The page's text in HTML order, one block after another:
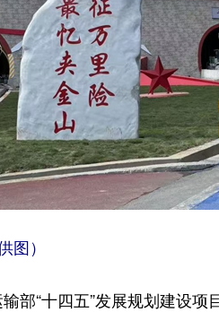
图）
部“十四五”发展规划建设